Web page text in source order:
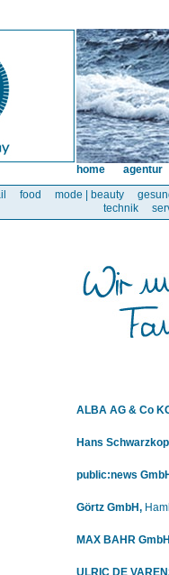
food mode | beauty
technik
home agentur
ALBA AG & Co
Hans
public:news
Görtz GmbH,
MAX BAHR
ULRIC DE